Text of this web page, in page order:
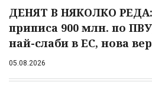
ДЕНЯТ В НЯКОЛКО РЕДА:
приписа 900 млн. по
най-слаби в ЕС, нова
05.08.2026